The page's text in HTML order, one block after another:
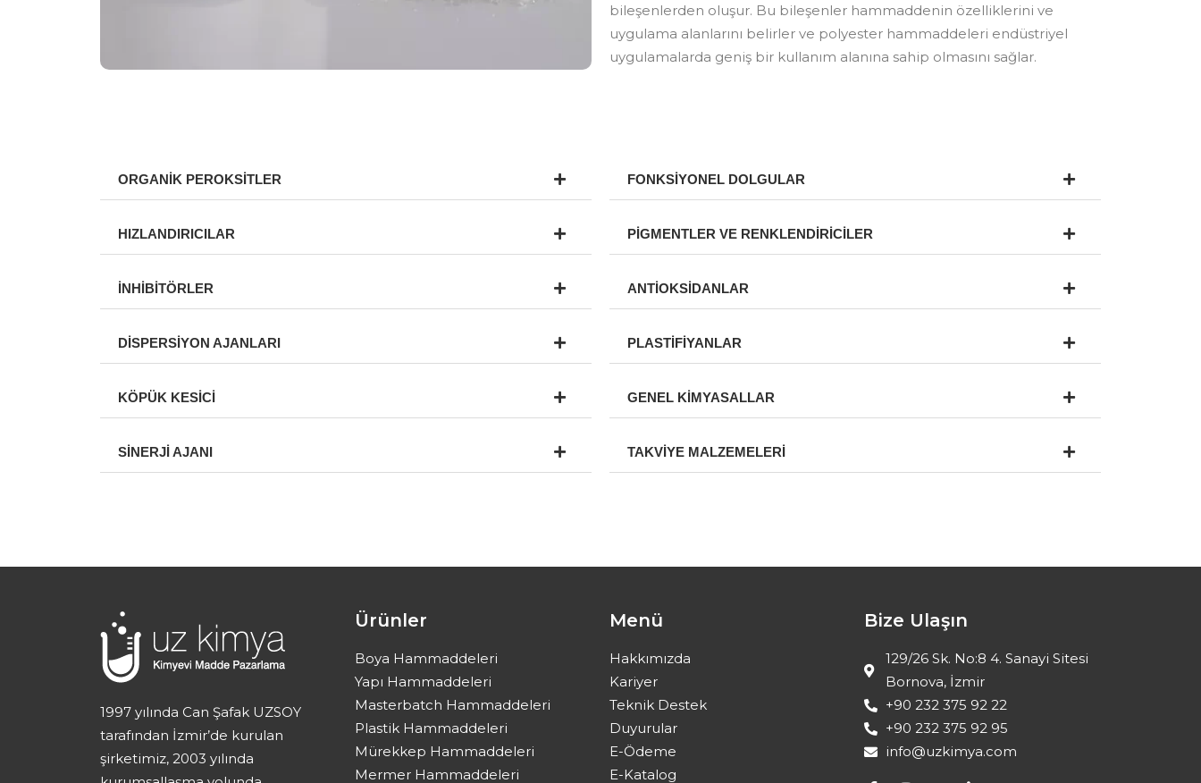
bileşenlerden oluşur. Bu bileşenler hammaddenin özelliklerini ve
uygulama alanlarını belirler ve polyester hammaddeleri endüstriyel
uygulamalarda geniş bir kullanım alanına sahip olmasını sağlar.
ORGANİK PEROKSİTLER
HIZLANDIRICILAR
İNHİBİTÖRLER
DİSPERSİYON AJANLARI
KÖPÜK KESİCİ
SİNERJİ AJANI
FONKSİYONEL DOLGULAR
PİGMENTLER VE RENKLENDİRİCİLER
ANTİOKSİDANLAR
PLASTİFİYANLAR
GENEL KİMYASALLAR
TAKVİYE MALZEMELERİ
1997 yılında Can Şafak UZSOY
tarafından İzmir’de kurulan
şirketimiz, 2003 yılında
Ürünler
Boya Hammaddeleri
Yapı Hammaddeleri
Masterbatch Hammaddeleri
Plastik Hammaddeleri
Mürekkep Hammaddeleri
Mermer Hammaddeleri
Menü
Hakkımızda
Kariyer
Teknik Destek
Duyurular
E-Ödeme
E-Katalog
Bize Ulaşın
129/26 Sk. No:8 4. Sanayi Sitesi
Bornova, İzmir
+90 232 375 92 22
+90 232 375 92 95
info@uzkimya.com